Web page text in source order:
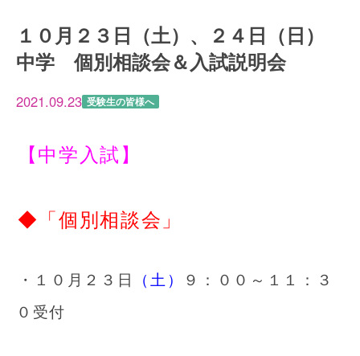
１０月２３日（土）、２４日（日）
中学 個別相談会＆入試説明会
2021.09.23 受験生の皆様へ
【中学入試】
◆「個別相談会」
・１０月２３日 （土）
９：００～１１：３
０受付